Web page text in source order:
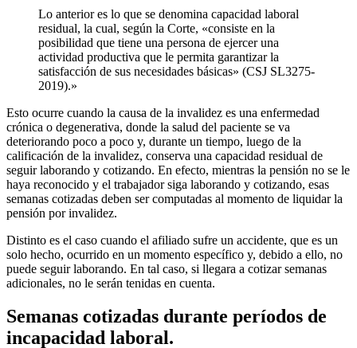
Lo anterior es lo que se denomina capacidad laboral
residual, la cual, según la Corte, «consiste en la
posibilidad que tiene una persona de ejercer una
actividad productiva que le permita garantizar la
satisfacción de sus necesidades básicas» (CSJ SL3275-
2019).»
Esto ocurre cuando la causa de la invalidez es una enfermedad
crónica o degenerativa, donde la salud del paciente se va
deteriorando poco a poco y, durante un tiempo, luego de la
calificación de la invalidez, conserva una capacidad residual de
seguir laborando y cotizando. En efecto, mientras la pensión no se le
haya reconocido y el trabajador siga laborando y cotizando, esas
semanas cotizadas deben ser computadas al momento de liquidar la
pensión por invalidez.
Distinto es el caso cuando el afiliado sufre un accidente, que es un
solo hecho, ocurrido en un momento específico y, debido a ello, no
puede seguir laborando. En tal caso, si llegara a cotizar semanas
adicionales, no le serán tenidas en cuenta.
Semanas cotizadas durante períodos de
incapacidad laboral.